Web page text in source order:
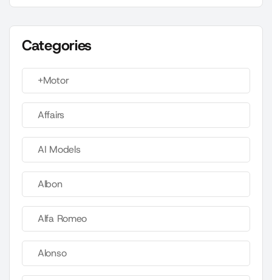
Categories
+Motor
Affairs
AI Models
Albon
Alfa Romeo
Alonso